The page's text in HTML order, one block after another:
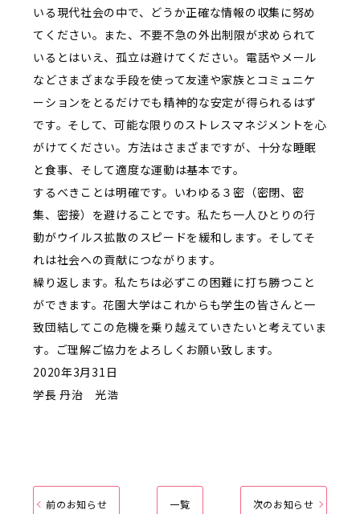
いる現代社会の中で、どうか正確な情報の収集に努め
てください。また、不要不急の外出制限が求められて
いるとはいえ、孤立は避けてください。電話やメール
などさまざまな手段を使って友達や家族とコミュニケ
ーションをとるだけでも精神的な安定が得られるはず
です。そして、可能な限りのストレスマネジメントを心
がけてください。方法はさまざまですが、十分な睡眠
と食事、そして適度な運動は基本です。
するべきことは明確です。いわゆる３密（密閉、密
集、密接）を避けることです。私たち一人ひとりの行
動がウイルス拡散のスピードを緩和します。そしてそ
れは社会への貢献につながります。
繰り返します。私たちは必ずこの困難に打ち勝つこと
ができます。花園大学はこれからも学生の皆さんと一
致団結してこの危機を乗り越えていきたいと考えていま
す。ご理解ご協力をよろしくお願い致します。
2020年3月31日
学長 丹治 光浩
前のお知らせ 一覧 次のお知らせ